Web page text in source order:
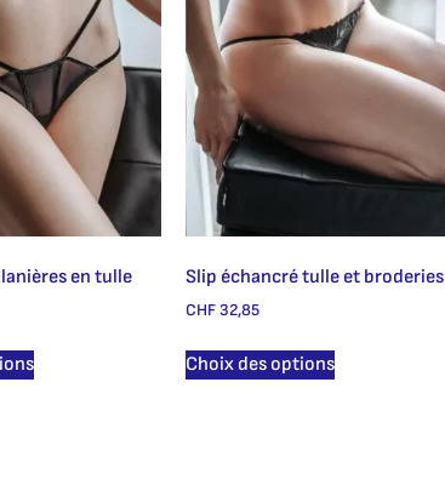
en tulle Slip échancré tulle et broderies
CHF 32,85
Choix des options